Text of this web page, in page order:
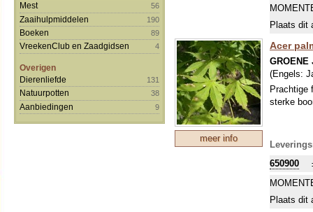
Mest 56
Zaaihulpmiddelen 190
Boeken 89
VreekenClub en Zaadgidsen 4
Overigen
Dierenliefde
131
Natuurpotten 38
Aanbiedingen 9
Plaats dit
meer info
Acer
GROENE
(Engels:
Prachtige
sterke
650900
Plaats dit